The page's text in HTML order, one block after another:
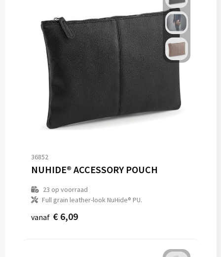
36852
NUHIDE® ACCESSORY POUCH
23 op voorraad
Full grain leather-look NuHide® PU.
vanaf € 6,09